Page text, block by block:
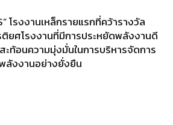
โรงงานเหล็กรายแรกที่คว้ารางวัล
ติยศโรงงานที่มีการประหยัดพลังงานดี
ะท้อนความมุ่งมั่นในการบริหารจัดการ
ลังงานอย่างยั่งยืน